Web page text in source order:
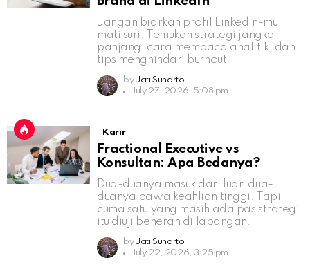
Jangan biarkan profil LinkedIn-mu
mati suri. Temukan strategi jangka
panjang, cara membaca analitik, dan
tips menghindari burnout.
by Jati Sunarto
July 27, 2026, 5:08 pm
Karir
Fractional Executive vs
Konsultan: Apa Bedanya?
Dua-duanya masuk dari luar, dua-
duanya bawa keahlian tinggi. Tapi
cuma satu yang masih ada pas strategi
itu diuji beneran di lapangan.
by Jati Sunarto
July 22, 2026, 3:25 pm